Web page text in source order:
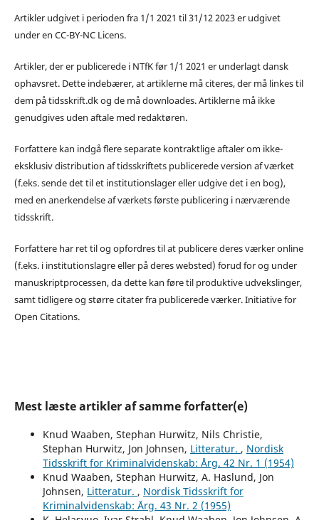
Artikler udgivet i perioden fra 1/1 2021 til 31/12 2023 er udgivet
under en CC-BY-NC Licens.
Artikler, der er publicerede i NTfK før 1/1 2021 er underlagt dansk
ophavsret. Dette indebærer, at artiklerne må citeres, der må linkes til
dem på tidsskrift.dk og de må downloades. Artiklerne må ikke
genudgives uden aftale med redaktøren.
Forfattere kan indgå flere separate kontraktlige aftaler om ikke-
eksklusiv distribution af tidsskriftets publicerede version af værket
(f.eks. sende det til et institutionslager eller udgive det i en bog),
med en anerkendelse af værkets første publicering i nærværende
tidsskrift.
Forfattere har ret til og opfordres til at publicere deres værker online
(f.eks. i institutionslagre eller på deres websted) forud for og under
manuskriptprocessen, da dette kan føre til produktive udvekslinger,
samt tidligere og større citater fra publicerede værker. Initiative for
Open Citations.
Mest læste artikler af samme forfatter(e)
Knud Waaben, Stephan Hurwitz, Nils Christie,
Stephan Hurwitz, Jon Johnsen, Litteratur. , Nordisk
Tidsskrift for Kriminalvidenskab: Årg. 42 Nr. 1 (1954)
Knud Waaben, Stephan Hurwitz, A. Haslund, Jon
Johnsen, Litteratur. , Nordisk Tidsskrift for
Kriminalvidenskab: Årg. 43 Nr. 2 (1955)